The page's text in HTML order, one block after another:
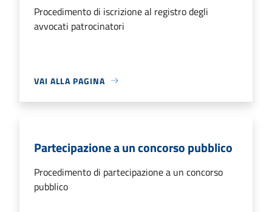
Procedimento di iscrizione al registro degli
avvocati patrocinatori
VAI ALLA PAGINA
Partecipazione a un concorso pubblico
Procedimento di partecipazione a un concorso
pubblico